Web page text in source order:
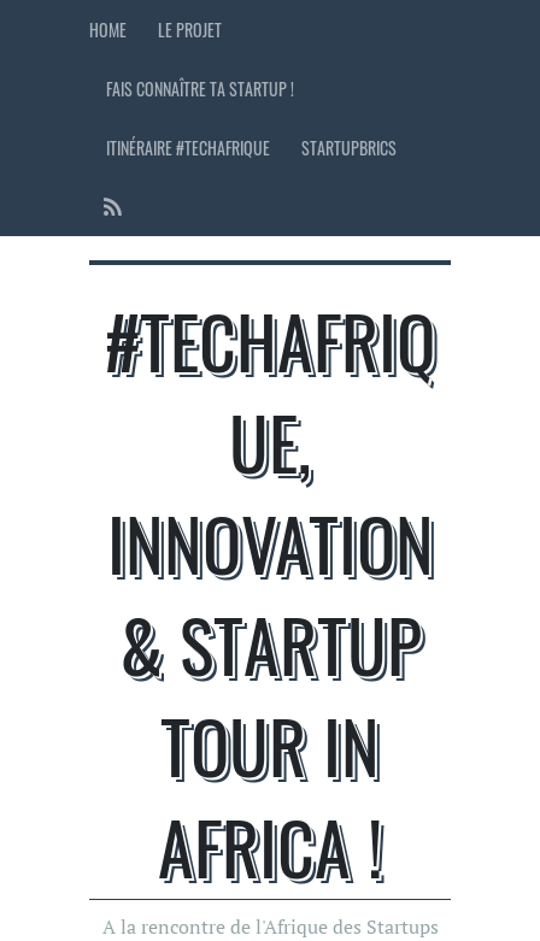
HOME LE PROJET
FAIS CONNAÎTRE TA STARTUP !
ITINÉRAIRE #TECHAFRIQUE STARTUPBRICS
#TECHAFRIQ
UE,
INNOVATION
& STARTUP
TOUR IN
AFRICA !
A la rencontre de l'Afrique des Startups